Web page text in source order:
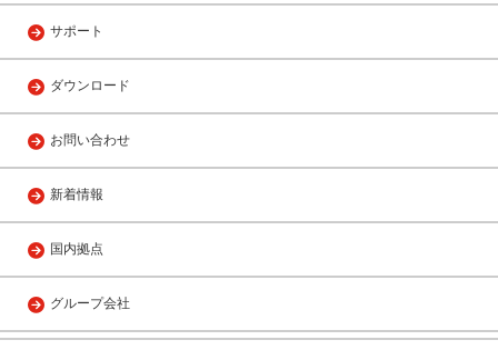
サポート
ダウンロード
お問い合わせ
新着情報
国内拠点
グループ会社